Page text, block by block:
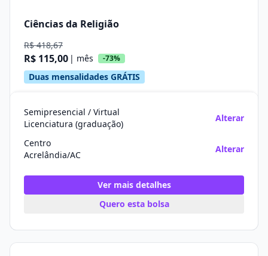
Ciências da Religião
R$ 418,67
R$ 115,00 | mês -73%
Duas mensalidades GRÁTIS
Semipresencial / Virtual
Licenciatura (graduação)
Alterar
Centro
Acrelândia/AC
Alterar
Ver mais detalhes
Quero esta bolsa